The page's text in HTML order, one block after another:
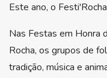
Este ano, o
Nas Festas em Honra
Rocha, os grupos de
tradição, música e